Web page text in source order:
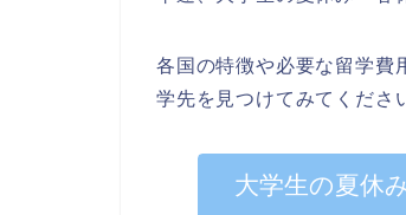
各国の特徴や必要な留学費
学先を見つけてみてくださ
大学生の夏休